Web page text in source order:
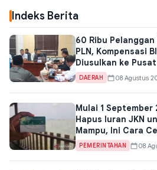
Indeks Berita
60 Ribu
PLN, Kompensasi
Diusulkan ke
DAERAH 08 Agustus
Mulai 1
Hapus Iuran JKN
Mampu, Ini Cara
PEMERINTAHAN 08